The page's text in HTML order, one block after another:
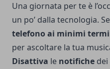
Una giornata per te è
un po’ dalla tecnologia.
telefono ai minimi
per ascoltare la tua
Disattiva le notifiche